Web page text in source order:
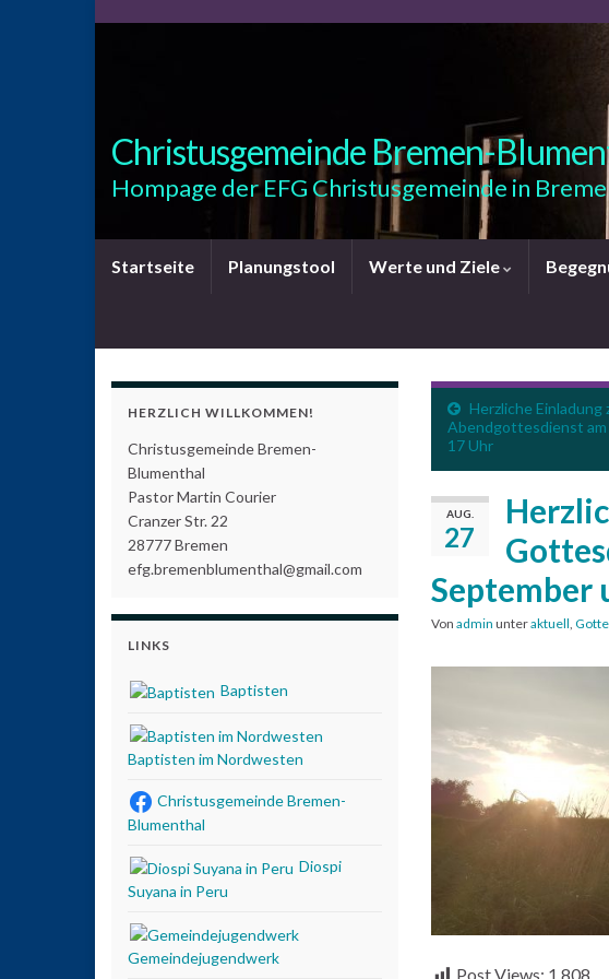
Christusgemeinde Bremen-
Hompage der EFG Christusgemeinde in
Startseite Planungstool Werte und Ziele
Herzliche Einladung
Abendgottesdienst am
17 Uhr
AUG.
27
September
Von admin unteraktuell,
Post Views: 1.808
HERZLICH WILLKOMMEN!
Christusgemeinde Bremen-
Blumenthal
Pastor Martin Courier
Cranzer Str. 22
28777 Bremen
efg.bremenblumenthal@gmail.com
LINKS
Baptisten
Baptisten im Nordwesten
Christusgemeinde Bremen-
Blumenthal
Diospi
Suyana in Peru
Gemeindejugendwerk